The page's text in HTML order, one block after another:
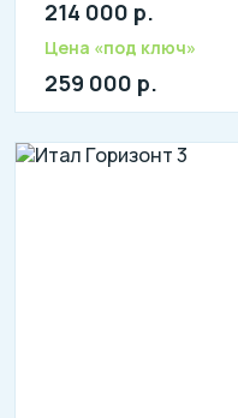
Количество человек: 4-6
литров в сутки: 1600
214 000 р.
Цена «под ключ»
259 000 р.